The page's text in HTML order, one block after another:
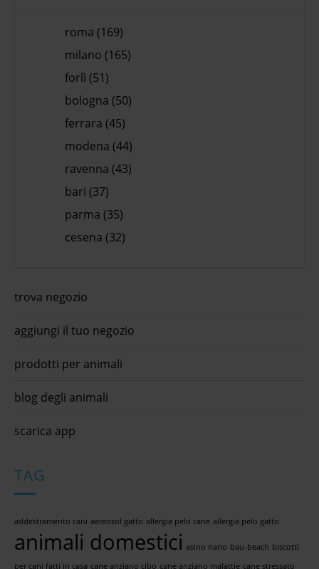
roma (169)
milano (165)
forlì (51)
bologna (50)
ferrara (45)
modena (44)
ravenna (43)
bari (37)
parma (35)
cesena (32)
trova negozio
aggiungi il tuo negozio
prodotti per animali
blog degli animali
scarica app
TAG
addestramento cani aereosol gatto allergia pelo cane allergia pelo gatto
animali domestici asino nano bau-beach biscotti
per cani fatti in casa cane anziano cibo cane anziano malattie cane stressato